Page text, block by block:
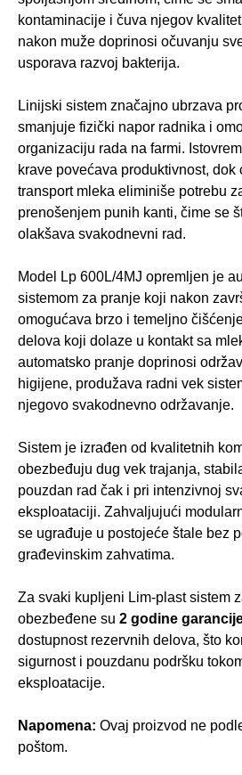
kontaminacije i čuva njegov
nakon muže doprinosi očuvanju
usporava razvoj bakterija.
Linijski sistem značajno ubrzava
smanjuje fizički napor radnika i
organizaciju rada na farmi.
krave povećava produktivnost, dok
transport mleka eliminiše potrebu
prenošenjem punih kanti, čime se
olakšava svakodnevni rad.
Model Lp 600L/4MJ opremljen je
sistemom za pranje koji nakon
omogućava brzo i temeljno
delova koji dolaze u kontakt sa
automatsko pranje doprinosi
higijene, produžava radni vek
njegovo svakodnevno održavanje.
Sistem je izrađen od kvalitetnih
obezbeđuju dug vek trajanja,
pouzdan rad čak i pri intenzivnoj
eksploataciji. Zahvaljujući
se ugrađuje u postojeće štale bez
građevinskim zahvatima.
Za svaki kupljeni Lim-plast sistem
obezbeđene su 2 godine
dostupnost rezervnih delova, što
sigurnost i pouzdanu podršku
eksploatacije.
Napomena: Ovaj proizvod ne
poštom.